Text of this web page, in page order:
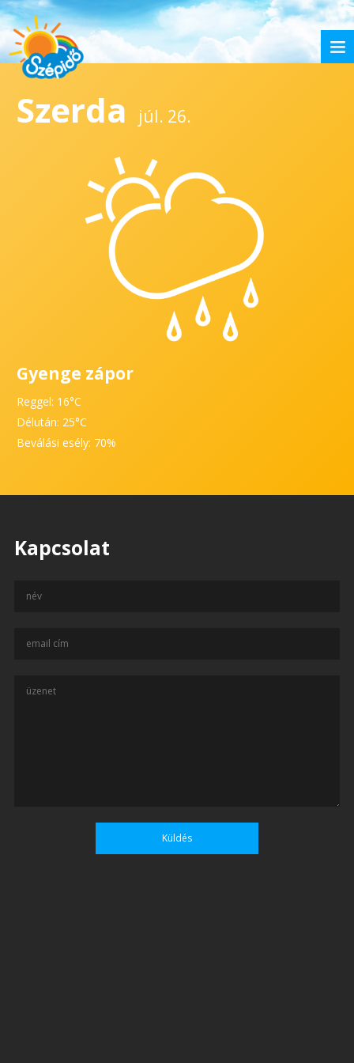
Szerda júl. 26.
Gyenge zápor
Reggel: 16°C
Délután: 25°C
Beválási esély: 70%
Kapcsolat